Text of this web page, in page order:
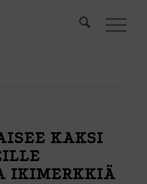
KAKSI
IKIMERKKIÄ